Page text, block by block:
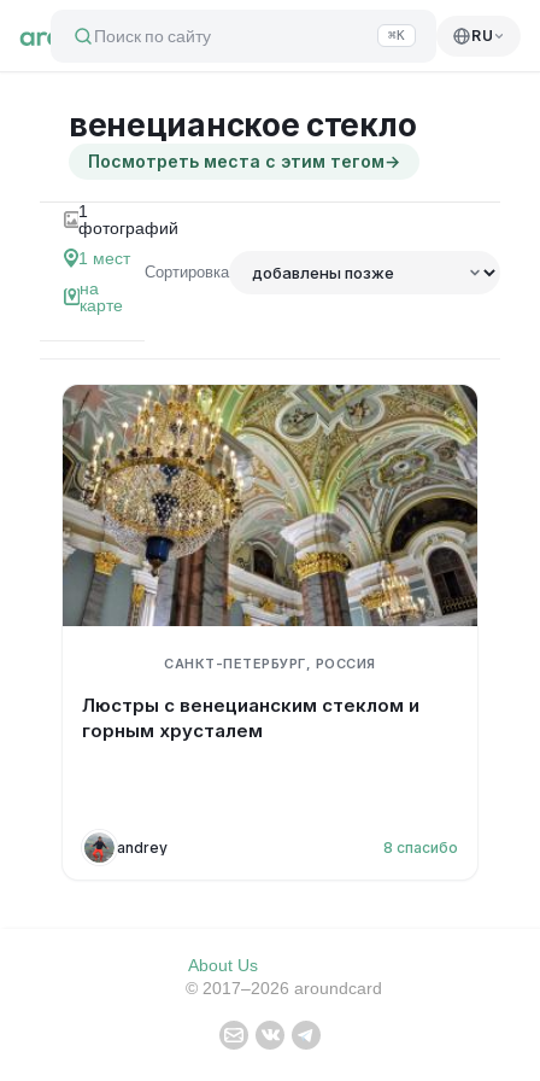
Поиск по сайту ⌘K RU
венецианское стекло
Посмотреть места с этим тегом→
1
фотографий
1 мест
на
карте
Сортировка
САНКТ-ПЕТЕРБУРГ, РОССИЯ
Люстры с венецианским стеклом и
горным хрусталем
andrey 8 спасибо
About Us
© 2017–2026 aroundcard